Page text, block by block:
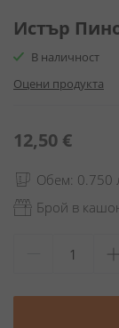
към
началото
на
галерия
със
Истър
В наличност
Оцени продукта
12,50 €
Обем: 0.750
Брой в